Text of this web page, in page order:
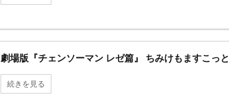
劇場版『チェンソーマン レゼ篇』 ちみけもますこっと
続きを見る